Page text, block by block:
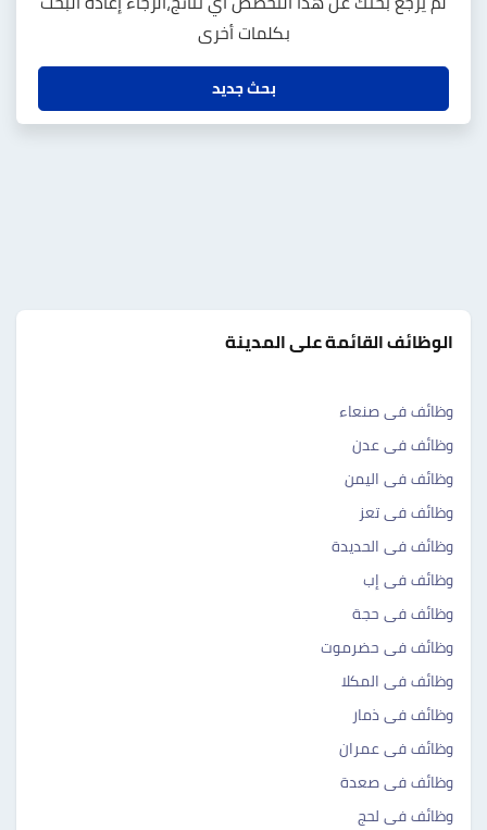
بكلمات أخرى
بحث جديد
الوظائف القائمة على المدينة
وظائف فى صنعاء
وظائف فى عدن
وظائف فى اليمن
وظائف فى تعز
وظائف فى الحديدة
وظائف فى إب
وظائف فى حجة
وظائف فى حضرموت
وظائف فى المكلا
وظائف فى ذمار
وظائف فى عمران
وظائف فى صعدة
وظائف فى لحج